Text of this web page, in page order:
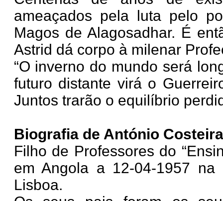
ameaçados pela luta pelo
Magos de Alagosadhar. É
Astrid dá corpo à milenar
“O inverno do mundo será
futuro distante virá o
Juntos trarão o equilíbrio
Biografia de António
Filho de Professores do
em Angola a 12-04-1957
Lisboa.